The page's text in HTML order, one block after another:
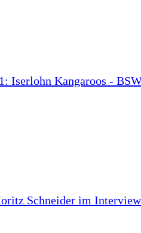
Iserlohn Kangaroos -
Schneider im Interview